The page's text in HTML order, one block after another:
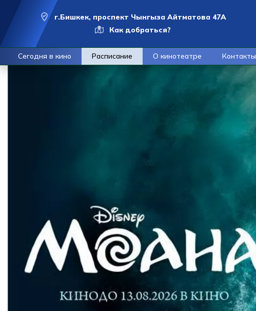
г.Бишкек, проспект Чынгыза Айтматова 47А
Как добраться?
Сегодня в кино Расписание О кинотеатре Контакты